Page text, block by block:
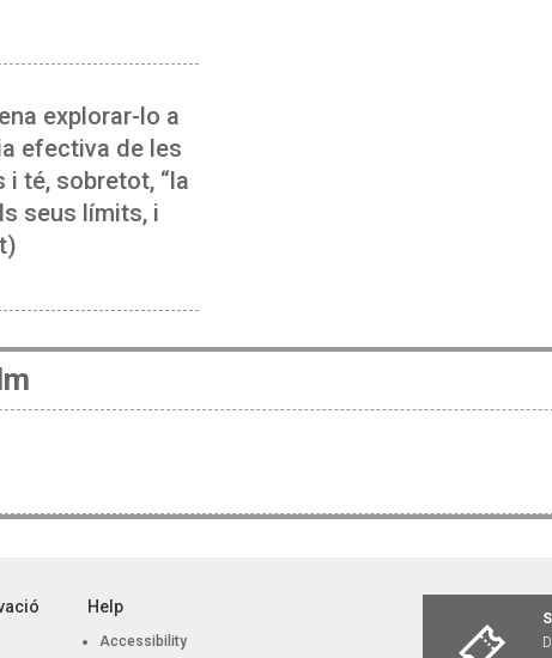
explorar-lo a
efectiva de les
té, sobretot, “la
seus límits, i
Help
Accessibility